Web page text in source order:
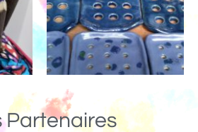
Partenaires